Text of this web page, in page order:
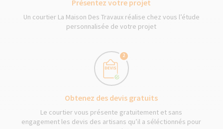
Présentez votre projet
Un courtier La Maison Des Travaux réalise chez vous l’étude
personnalisée de votre projet
2
Obtenez des devis gratuits
Le courtier vous présente gratuitement et sans
engagement les devis des artisans qu’il a séléctionnés pour